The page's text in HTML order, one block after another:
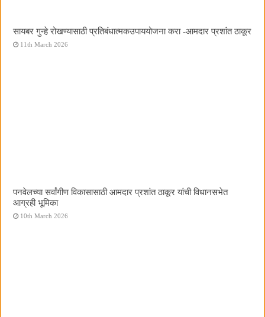
सायबर गुन्हे रोखण्यासाठी प्रतिबंधात्मकउपाययोजना करा -आमदार प्रशांत ठाकूर
11th March 2026
पनवेलच्या सर्वांगीण विकासासाठी आमदार प्रशांत ठाकूर यांची विधानसभेत
आग्रही भूमिका
10th March 2026